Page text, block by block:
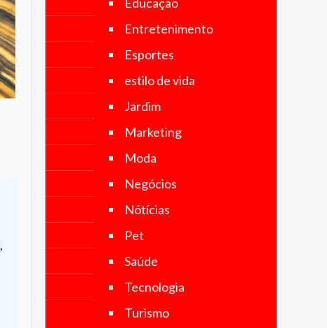
no mundo.
objetivo é
notícias
imparciais
atualizadas,
abrangendo
uma ampla
categorias,
muito mais.
Entretenimento
Esportes
estilo de vida
Jardim
Marketing
Moda
Negócios
Nótícias
Pet
Saúde
Tecnologia
Turismo